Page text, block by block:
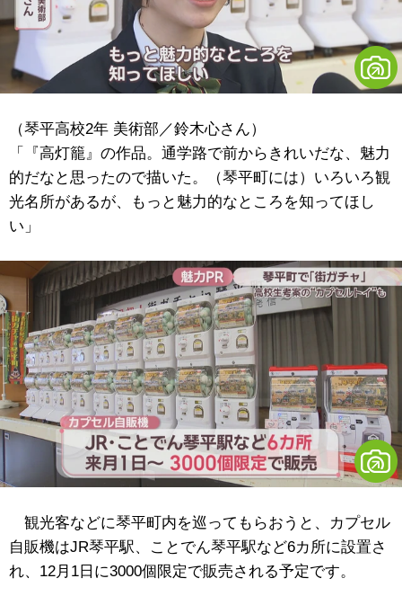
（琴平高校2年 美術部／鈴木心さん）
「『高灯籠』の作品。通学路で前からきれいだな、魅力
的だなと思ったので描いた。（琴平町には）いろいろ観
光名所があるが、もっと魅力的なところを知ってほし
い」
観光客などに琴平町内を巡ってもらおうと、カプセル
自販機はJR琴平駅、ことでん琴平駅など6カ所に設置さ
れ、12月1日に3000個限定で販売される予定です。